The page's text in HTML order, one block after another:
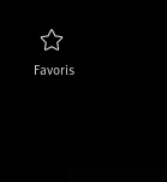
Favoris